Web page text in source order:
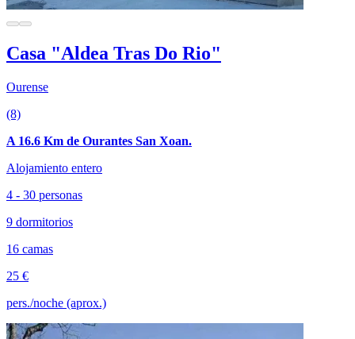
Casa "Aldea Tras Do Rio"
Ourense
(8)
A 16.6 Km de Ourantes San Xoan.
Alojamiento entero
4 - 30 personas
9 dormitorios
16 camas
25 €
pers./noche (aprox.)